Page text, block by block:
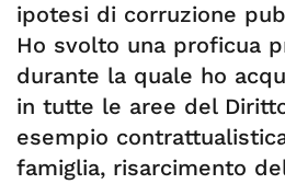
ipotesi di corruzione
Ho svolto una proficua
durante la quale ho
in tutte le aree del
esempio
famiglia, risarcimento